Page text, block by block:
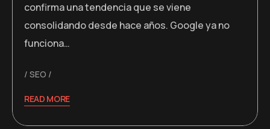
confirma una tendencia que se viene
consolidando desde hace años. Google ya no
funciona…
SEO
READ MORE